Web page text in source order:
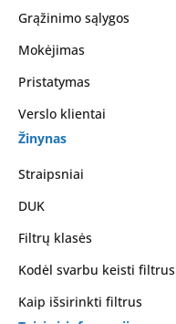
Grąžinimo sąlygos
Mokėjimas
Pristatymas
Verslo klientai
Žinynas
Straipsniai
DUK
Filtrų klasės
Kodėl svarbu keisti filtrus
Kaip išsirinkti filtrus